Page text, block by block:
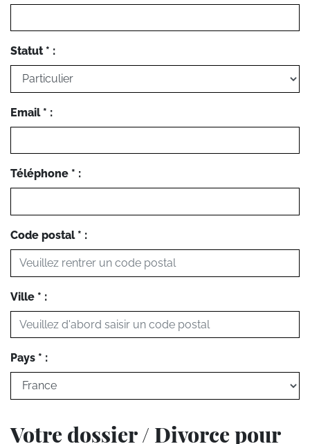
Statut * :
Email * :
Téléphone * :
Code postal * :
Ville * :
Pays * :
Votre dossier / Divorce pour